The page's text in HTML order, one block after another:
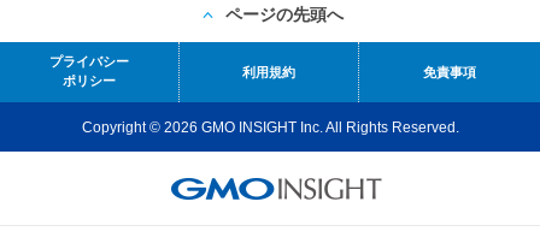
ページの先頭へ
プライバシー
ポリシー
利用規約 免責事項
Copyright © 2026 GMO INSIGHT Inc. All Rights Reserved.